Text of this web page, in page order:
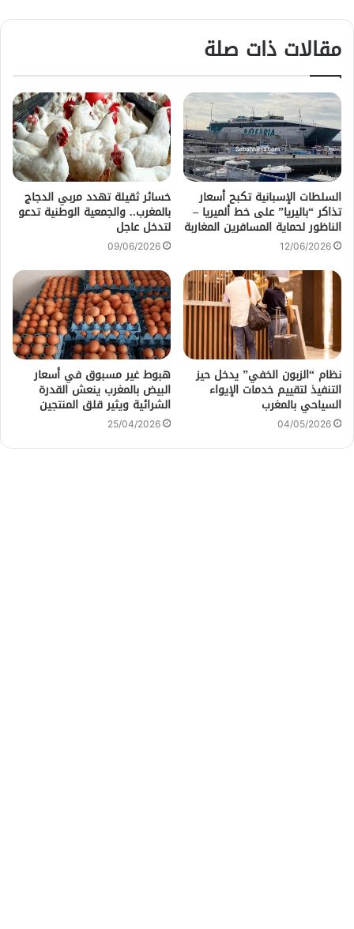
مقالات ذات صلة
السلطات الإسبانية تكبح أسعار
تذاكر “باليريا” على خط ألميريا –
الناظور لحماية المسافرين المغاربة
12/06/2026
خسائر ثقيلة تهدد مربي الدجاج
بالمغرب.. والجمعية الوطنية تدعو
لتدخل عاجل
09/06/2026
نظام “الزبون الخفي” يدخل حيز
التنفيذ لتقييم خدمات الإيواء
السياحي بالمغرب
04/05/2026
هبوط غير مسبوق في أسعار
البيض بالمغرب ينعش القدرة
الشرائية ويثير قلق المنتجين
25/04/2026